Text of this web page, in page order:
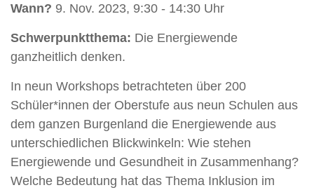
Wann? 9. Nov. 2023, 9:30 - 14:30 Uhr
Schwerpunktthema: Die Energiewende
ganzheitlich denken.
In neun Workshops betrachteten über 200
Schüler*innen der Oberstufe aus neun Schulen aus
dem ganzen Burgenland die Energiewende aus
unterschiedlichen Blickwinkeln: Wie stehen
Energiewende und Gesundheit in Zusammenhang?
Welche Bedeutung hat das Thema Inklusion im